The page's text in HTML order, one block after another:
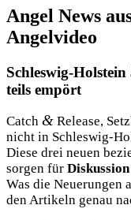
Angel News
Angelvideo
Schleswig-
teils empört
Catch & Release,
nicht in Schles­wig-
Die­se drei neu­en
sor­gen für
Was die
den Arti­keln genau